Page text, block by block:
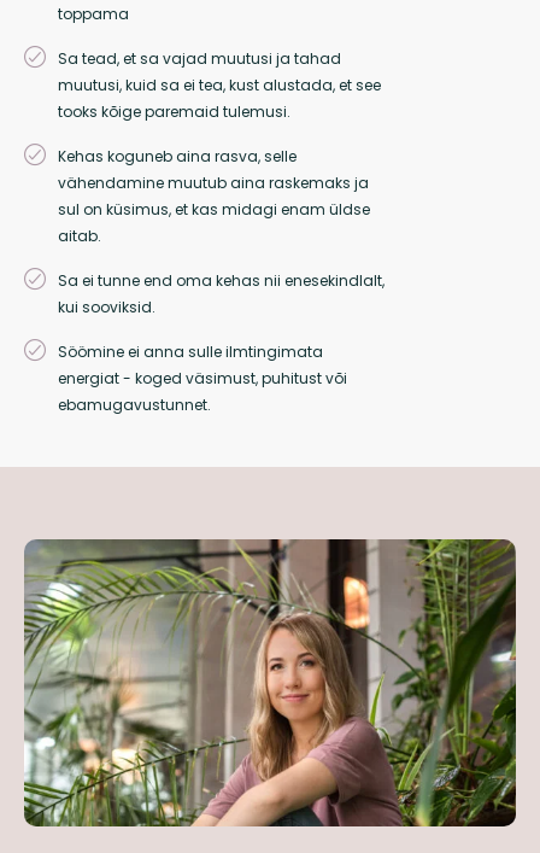
toppama
Sa tead, et sa vajad muutusi ja tahad
muutusi, kuid sa ei tea, kust alustada, et see
tooks kõige paremaid tulemusi.
Kehas koguneb aina rasva, selle
vähendamine muutub aina raskemaks ja
sul on küsimus, et kas midagi enam üldse
aitab.
Sa ei tunne end oma kehas nii enesekindlalt,
kui sooviksid.
Söömine ei anna sulle ilmtingimata
energiat - koged väsimust, puhitust või
ebamugavustunnet.